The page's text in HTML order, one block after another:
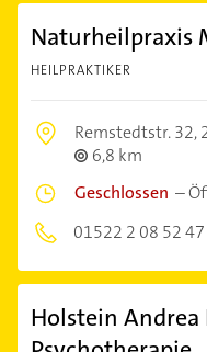
Naturheilpraxis
HEILPRAKTIKER
Remstedtstr. 32,
6,8 km
Geschlossen –
01522 2 08 52 47
Holstein